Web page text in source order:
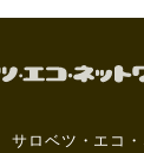
ロベツ・エコ・